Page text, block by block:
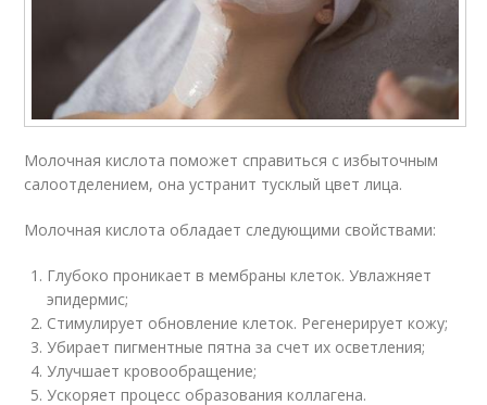
Молочная кислота поможет справиться с избыточным
салоотделением, она устранит тусклый цвет лица.
Молочная кислота обладает следующими свойствами:
Глубоко проникает в мембраны клеток. Увлажняет
эпидермис;
Стимулирует обновление клеток. Регенерирует кожу;
Убирает пигментные пятна за счет их осветления;
Улучшает кровообращение;
Ускоряет процесс образования коллагена.